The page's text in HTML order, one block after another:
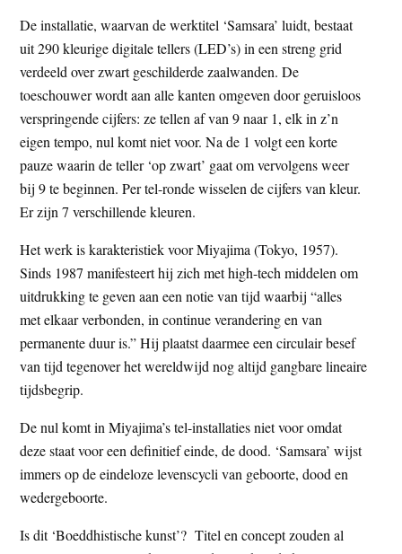
i
t
e
De installatie, waarvan de werktitel ‘Samsara’ luidt, bestaat
uit 290 kleurige digitale tellers (LED’s) in een streng grid
verdeeld over zwart geschilderde zaalwanden. De
toeschouwer wordt aan alle kanten omgeven door geruisloos
verspringende cijfers: ze tellen af van 9 naar 1, elk in z’n
eigen tempo, nul komt niet voor. Na de 1 volgt een korte
pauze waarin de teller ‘op zwart’ gaat om vervolgens weer
bij 9 te beginnen. Per tel-ronde wisselen de cijfers van kleur.
Er zijn 7 verschillende kleuren.
Het werk is karakteristiek voor Miyajima (Tokyo, 1957).
Sinds 1987 manifesteert hij zich met high-tech middelen om
uitdrukking te geven aan een notie van tijd waarbij “alles
met elkaar verbonden, in continue verandering en van
permanente duur is.” Hij plaatst daarmee een circulair besef
van tijd tegenover het wereldwijd nog altijd gangbare lineaire
tijdsbegrip.
De nul komt in Miyajima’s tel-installaties niet voor omdat
deze staat voor een definitief einde, de dood. ‘Samsara’ wijst
immers op de eindeloze levenscycli van geboorte, dood en
wedergeboorte.
Is dit ‘Boeddhistische kunst’? Titel en concept zouden al